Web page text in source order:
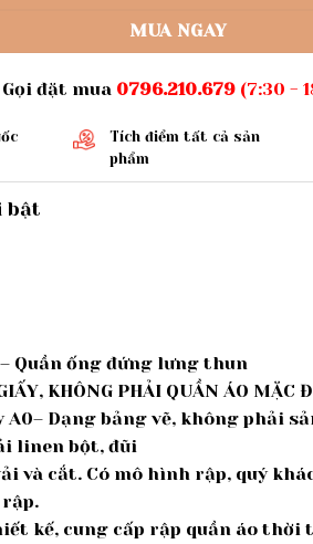
MUA NGAY
Gọi đặt mua 0796.210.679(7:30 -
Tích điểm tất cả sản
phẩm
bật
– Quần ống đứng lưng thun
KHÔNG PHẢI QUẦN ÁO MẶC
Dạng bảng vẽ, không phải
linen bột, đũi
và cắt. Có mô hình rập, quý
kế, cung cấp rập quần áo thời